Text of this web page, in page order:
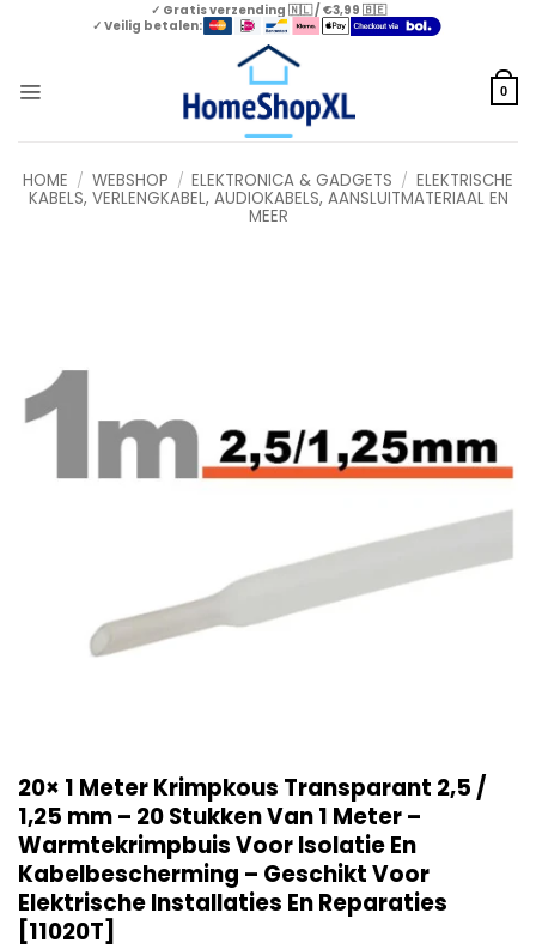
✓ Gratis verzending 🇳🇱 / €3,99 🇧🇪
✓ Veilig betalen:
0
HOME / WEBSHOP / ELEKTRONICA & GADGETS / ELEKTRISCHE
KABELS, VERLENGKABEL, AUDIOKABELS, AANSLUITMATERIAAL EN
MEER
20× 1 Meter Krimpkous Transparant 2,5 /
1,25 mm – 20 Stukken Van 1 Meter –
Warmtekrimpbuis Voor Isolatie En
Kabelbescherming – Geschikt Voor
Elektrische Installaties En Reparaties
[11020T]